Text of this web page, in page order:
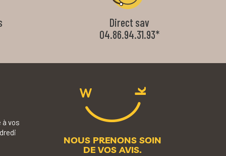
Direct sav
04.86.94.31.93*
vos
NOUS PRENONS SOIN
DE VOS AVIS.